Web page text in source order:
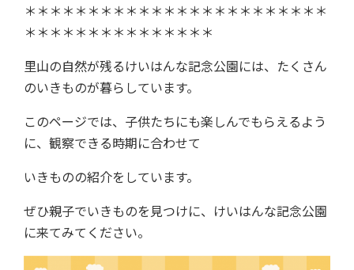
＊＊＊＊＊＊＊＊＊＊＊＊＊＊＊＊＊＊＊＊＊＊＊＊
＊＊＊＊＊＊＊＊＊＊＊＊＊＊＊
里山の自然が残るけいはんな記念公園には、たくさん
のいきものが暮らしています。
このページでは、子供たちにも楽しんでもらえるよう
に、観察できる時期に合わせて
いきものの紹介をしています。
ぜひ親子でいきものを見つけに、けいはんな記念公園
に来てみてください。